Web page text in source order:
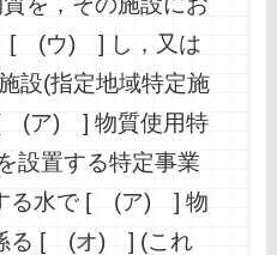
[ (ウ) ] し，又は
(指定地域特定施
[ (ア) ] 物質使用特
設置する特定事業
る水で [ (ア) ] 物
る [ (オ) ] (これ